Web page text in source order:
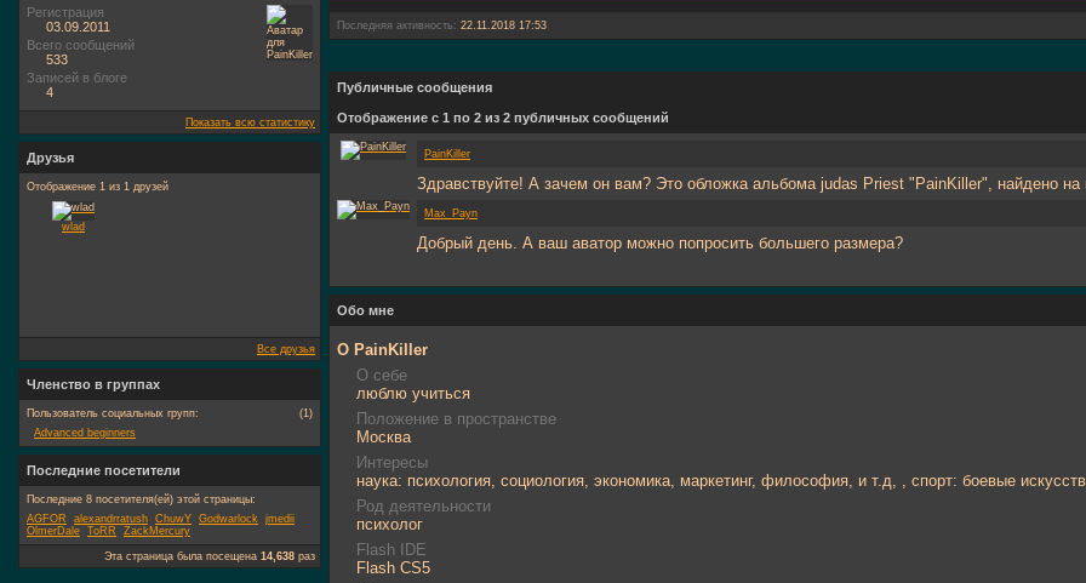
Последняя активность: 22.11.2018 17:53
Публичные сообщения
Отображение с 1 по 2 из 2 публичных сообщений
PainKiller
Здравствуйте! А зачем он вам? Это обложка альбома judas Priest "PainKiller", найдено
Max_Payn
Добрый день. А ваш аватор можно попросить большего размера?
Обо мне
О PainKiller
О себе
люблю учиться
Положение в пространстве
Москва
Интересы
наука: психология, социология, экономика, маркетинг, философия, и т.д, , спорт: боевые
Род деятельности
психолог
Flash IDE
Flash CS5
Регистрация
03.09.2011
Всего сообщений
533
Записей в блоге
4
Показать всю статистику
Друзья
Отображение 1 из 1 друзей
wlad
Все друзья
Членство в группах
(1)
Пользователь социальных групп:
Advanced beginners
Последние посетители
Последние 8 посетителя(ей) этой страницы:
AGFOR
alexandrratush ChuwY Godwarlock jmedii
OlmerDale ToRR ZackMercury
Эта страница была посещена 14,638 раз